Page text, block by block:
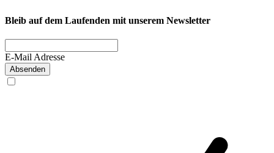
Bleib auf dem Laufenden mit unserem Newsletter
E-Mail Adresse
Absenden